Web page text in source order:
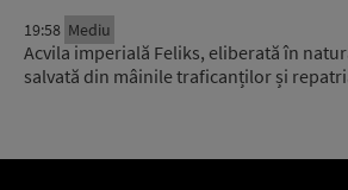
19:58 Mediu
Acvila imperială Feliks, eliberată în
salvată din mâinile traficanților și